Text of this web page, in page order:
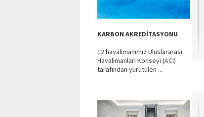
KARBON AKREDİTASYONU
12 havalimanımız Uluslararası
Havalimanları Konseyi (ACI)
tarafından yürütülen ...